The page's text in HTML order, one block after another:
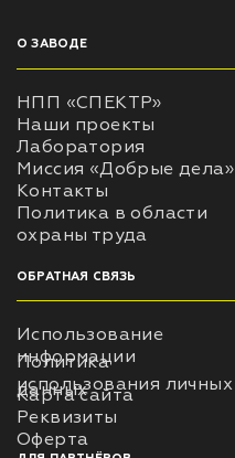
О ЗАВОДЕ
НПП «СПЕКТР»
Наши проекты
Лаборатория
Миссия «Добрые дела»
Контакты
Политика в области
ОБРАТНАЯ СВЯЗЬ
Использование
Политика
данных
Карта сайта
Реквизиты
Оферта